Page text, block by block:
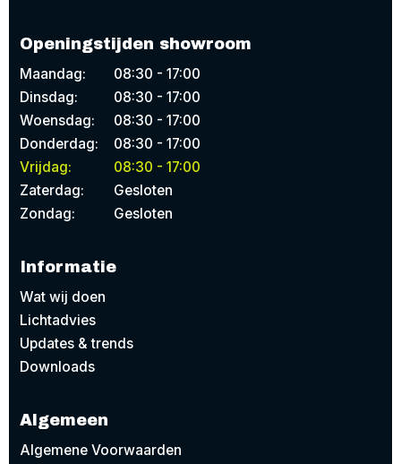
Openingstijden showroom
Maandag:
08:30 - 17:00
Dinsdag:
08:30 - 17:00
Woensdag:
08:30 - 17:00
Donderdag:
08:30 - 17:00
Vrijdag:
08:30 - 17:00
Zaterdag:
Gesloten
Zondag:
Gesloten
Informatie
Wat wij doen
Lichtadvies
Updates & trends
Downloads
Algemeen
Algemene Voorwaarden